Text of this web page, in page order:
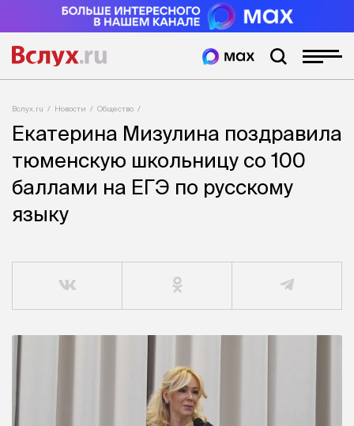
Вслух.ru Новости Общество
Екатерина Мизулина поздравила
тюменскую школьницу со 100
баллами на ЕГЭ по русскому
языку